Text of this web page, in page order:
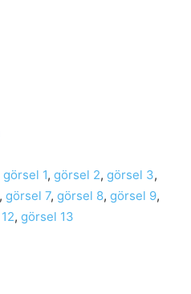
görsel 1, görsel 2, görsel 3,
, görsel 7, görsel 8, görsel 9,
, görsel 13